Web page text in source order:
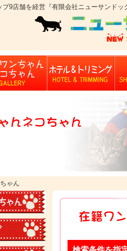
9店舗を経営『有限会社ニューサンドッ
ゃん